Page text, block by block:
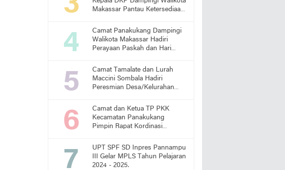
Makassar Pantau Ketersediaan
Camat Panakukang Dampingi
Walikota Makassar Hadiri
Perayaan Paskah dan Hari
Camat Tamalate dan Lurah
Maccini Sombala Hadiri
Peresmian Desa/Kelurahan
Camat dan Ketua TP PKK
Kecamatan Panakukang
Pimpin Rapat Kordinasi
Stunting
UPT SPF SD Inpres Pannampu
III Gelar MPLS Tahun Pelajaran
2024 - 2025.